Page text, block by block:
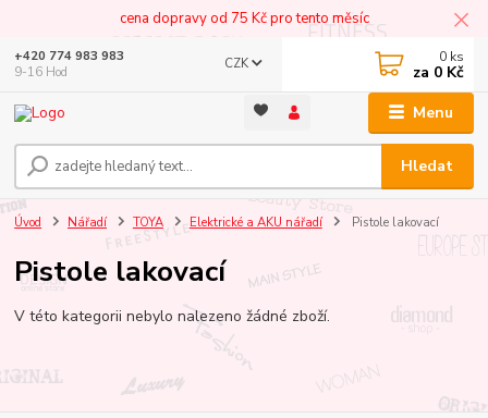
cena dopravy od 75 Kč pro tento měsíc
Menu
CZK
Hledat
+420 774 983 983
9-16 Hod
0 ks
za 0 Kč
Úvod Nářadí TOYA Elektrické a AKU nářadí Pistole lakovací
Pistole lakovací
V této kategorii nebylo nalezeno žádné zboží.